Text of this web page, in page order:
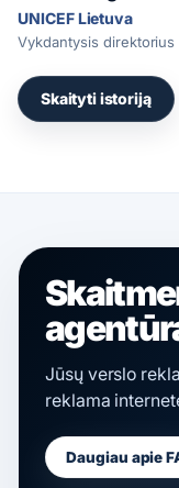
UNICEF Lietuva
Vykdantysis direktorius
Skaityti istoriją
Jūsų verslo
reklama
Daugiau apie